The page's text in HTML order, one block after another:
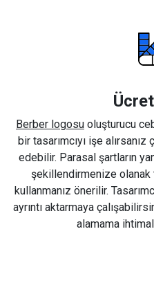
Berber logosu oluşturucu
bir tasarımcıyı işe
edebilir. Parasal şartların
şekillendirmenize olanak
kullanmanız önerilir.
ayrıntı aktarmaya
alamama